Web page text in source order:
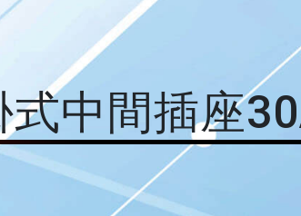
中間插座